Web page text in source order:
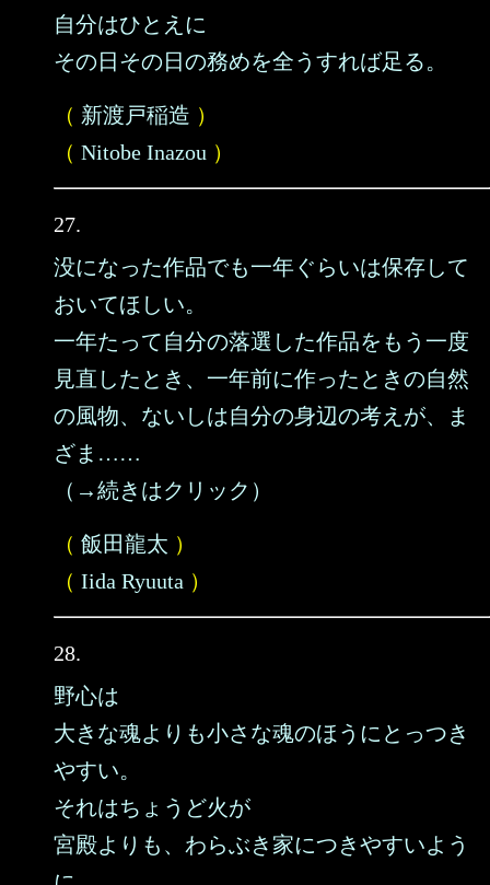
自分はひとえに
その日その日の務めを全うすれば足る。
（ 新渡戸稲造 ）
（ Nitobe Inazou ）
27.
没になった作品でも一年ぐらいは保存して
おいてほしい。
一年たって自分の落選した作品をもう一度
見直したとき、一年前に作ったときの自然
の風物、ないしは自分の身辺の考えが、ま
ざま……
（→続きはクリック）
（ 飯田龍太 ）
（ Iida Ryuuta ）
28.
野心は
大きな魂よりも小さな魂のほうにとっつき
やすい。
それはちょうど火が
宮殿よりも、わらぶき家につきやすいよう